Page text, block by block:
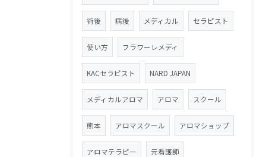
術後 病後 メディカル セラピスト
使い方 フラワーレメディ
KACセラピスト NARD JAPAN
メディカルアロマ アロマ スクール
熊本 アロマスクール アロマショップ
アロマテラピー 元看護師